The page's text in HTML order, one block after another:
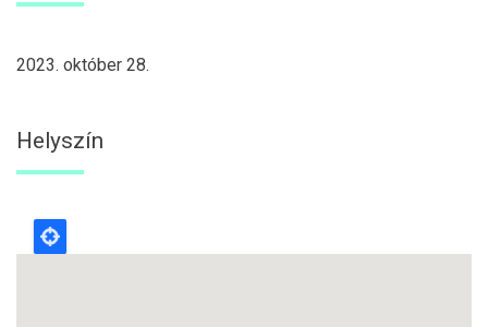
2023. október 28.
Helyszín